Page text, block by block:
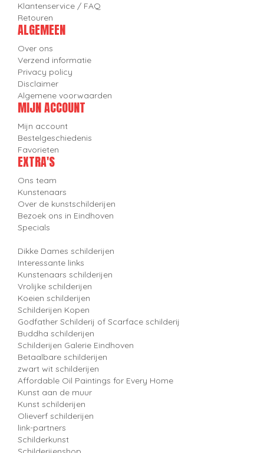
Klantenservice / FAQ
Retouren
ALGEMEEN
Over ons
Verzend informatie
Privacy policy
Disclaimer
Algemene voorwaarden
MIJN ACCOUNT
Mijn account
Bestelgeschiedenis
Favorieten
EXTRA'S
Ons team
Kunstenaars
Over de kunstschilderijen
Bezoek ons in Eindhoven
Specials
Dikke Dames schilderijen
Interessante links
Kunstenaars schilderijen
Vrolijke schilderijen
Koeien schilderijen
Schilderijen Kopen
Godfather Schilderij of Scarface schilderij
Buddha schilderijen
Schilderijen Galerie Eindhoven
Betaalbare schilderijen
zwart wit schilderijen
Affordable Oil Paintings for Every Home
Kunst aan de muur
Kunst schilderijen
Olieverf schilderijen
link-partners
Schilderkunst